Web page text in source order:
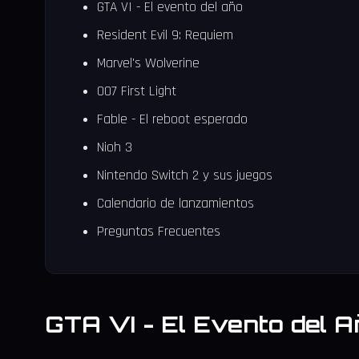
GTA VI - El evento del año
Resident Evil 9: Requiem
Marvel's Wolverine
007 First Light
Fable - El reboot esperado
Nioh 3
Nintendo Switch 2 y sus juegos
Calendario de lanzamientos
Preguntas Frecuentes
GTA VI - El Evento del